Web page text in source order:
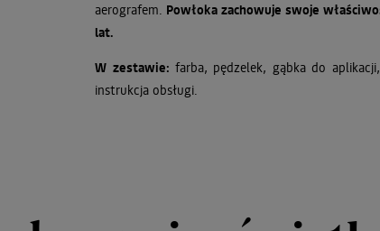
aerografem. Powłoka zachowuje swoje
lat.
W zestawie:farba, pędzelek, gąbka do
instrukcja obsługi.